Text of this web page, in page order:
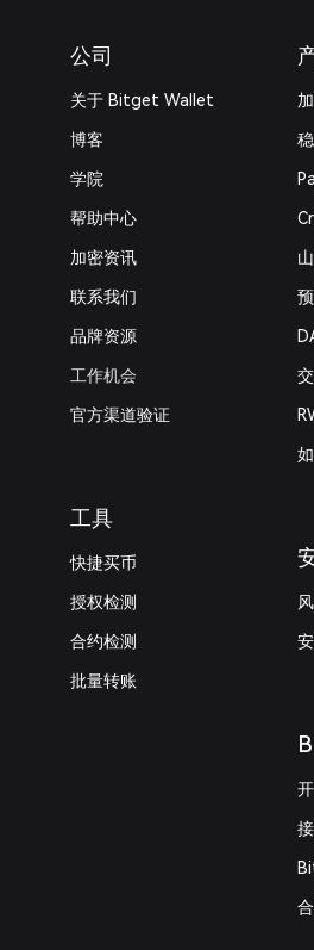
公司
关于 Bitget Wallet
博客
学院
帮助中心
加密资讯
联系我们
品牌资源
工作机会
官方渠道验证
工具
快捷买币
授权检测
合约检测
批量转账